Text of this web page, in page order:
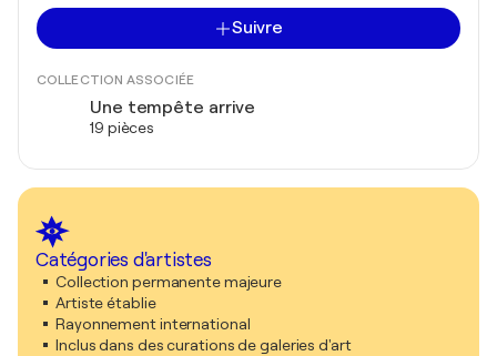
Suivre
COLLECTION ASSOCIÉE
Une tempête arrive
19 pièces
Catégories d'artistes
Collection permanente majeure
Artiste établie
Rayonnement international
Inclus dans des curations de galeries d'art